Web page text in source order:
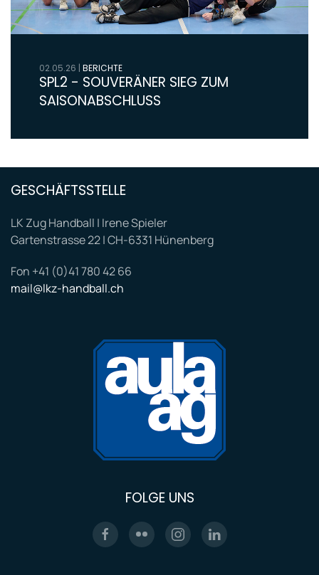
02.05.26 | BERICHTE
SPL2 - SOUVERÄNER SIEG ZUM
SAISONABSCHLUSS
GESCHÄFTSSTELLE
LK Zug Handball | Irene Spieler
Gartenstrasse 22 | CH-6331 Hünenberg
Fon +41 (0)41 780 42 66
mail@lkz-handball.ch
FOLGE UNS